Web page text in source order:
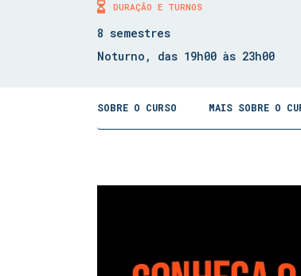
DURAÇÃO E TURNOS
8 semestres
Noturno, das 19h00 às 23h00
SOBRE O CURSO MAIS SOBRE O